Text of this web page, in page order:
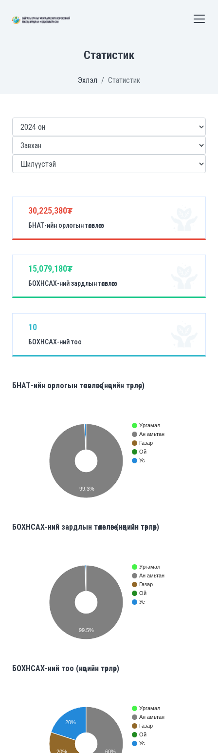
Статистик
Эхлэл Статистик
30,225,380₮
БНАТ-ийн орлогын төлөвлөгөө
15,079,180₮
БОХНСАХ-ний зардлын төлөвлөгөө
10
БОХНСАХ-ний тоо
БНАТ-ийн орлогын төлөвлөгөө (нөөцийн төрлөөр)
Ургамал
Ан амьтан
Газар
Ой
Ус
99.3%
БОХНСАХ-ний зардлын төлөвлөгөө (нөөцийн төрлөөр)
Ургамал
Ан амьтан
Газар
Ой
Ус
99.5%
БОХНСАХ-ний тоо (нөөцийн төрлөөр)
Ургамал
Ан амьтан
Газар
Ой
Ус
20%
20% 60%